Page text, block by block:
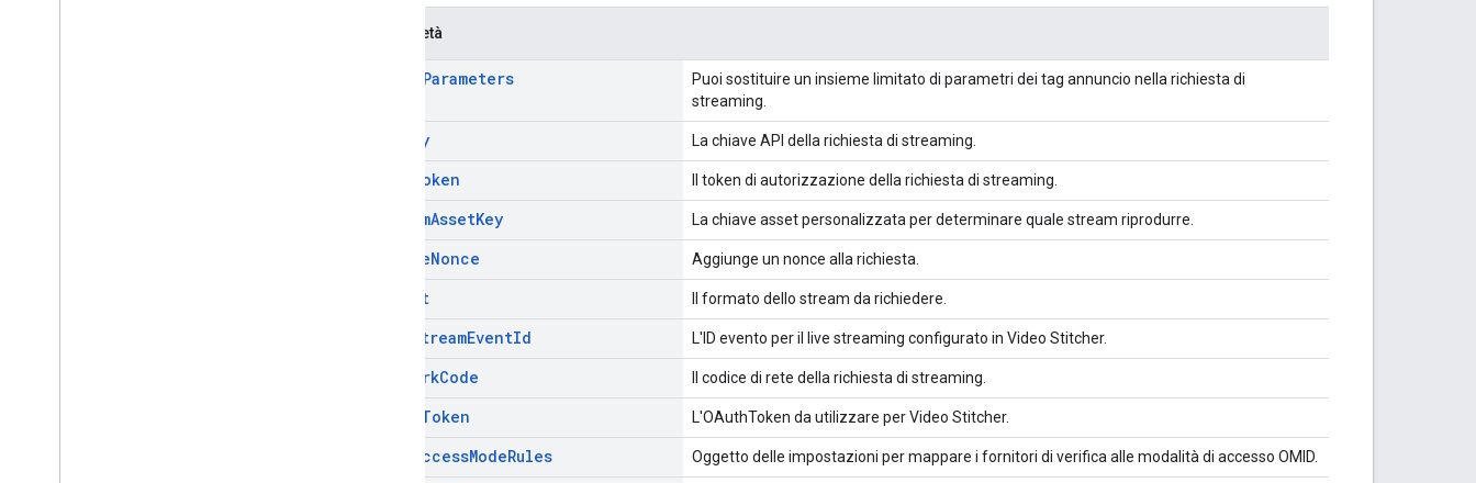
Proprietà
Parameters
Puoi sostituire un insieme limitato di parametri dei tag annuncio nella richiesta di
streaming.
Key La chiave API della richiesta di streaming.
Token Il token di autorizzazione della richiesta di streaming.
customAssetKey La chiave asset personalizzata per determinare quale stream riprodurre.
enableNonce Aggiunge un nonce alla richiesta.
format Il formato dello stream da richiedere.
StreamEventId L'ID evento per il live streaming configurato in Video Stitcher.
networkCode Il codice di rete della richiesta di streaming.
Token L'OAuthToken da utilizzare per Video Stitcher.
AccessModeRules Oggetto delle impostazioni per mappare i fornitori di verifica alle modalità di accesso OMID.